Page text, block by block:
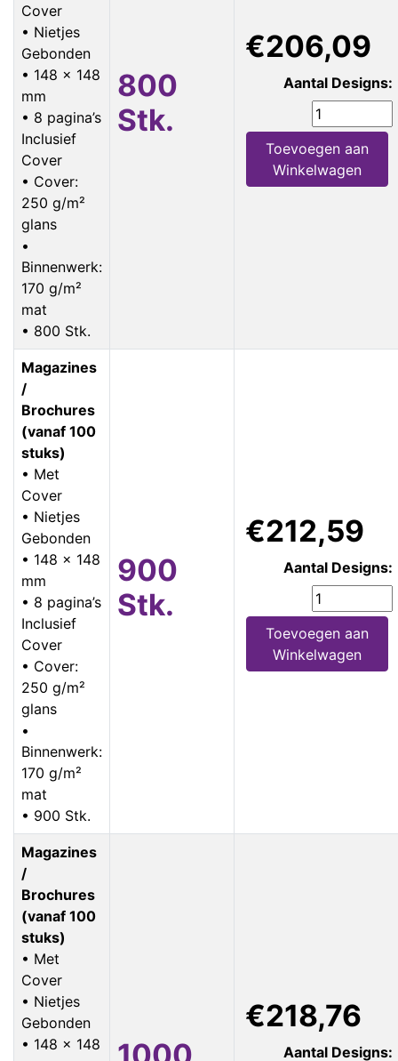
Cover
• Nietjes
Gebonden
• 148 x 148
mm
• 8 pagina’s
Inclusief
Cover
• Cover:
250 g/m²
glans
•
Binnenwerk:
170 g/m²
mat
• 800 Stk.
800
Stk.
€206,09
Aantal Designs:
Toevoegen aan
Winkelwagen
Magazines
/
Brochures
(vanaf 100
stuks)
• Met
Cover
• Nietjes
Gebonden
• 148 x 148
mm
• 8 pagina’s
Inclusief
Cover
• Cover:
250 g/m²
glans
•
Binnenwerk:
170 g/m²
mat
• 900 Stk.
900
Stk.
€212,59
Aantal Designs:
Toevoegen aan
Winkelwagen
Magazines
/
Brochures
(vanaf 100
stuks)
• Met
Cover
• Nietjes
Gebonden
• 148 x 148
€218,76
Aantal Designs: